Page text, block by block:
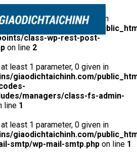
least 1 parameter, 0 given in
giaodichtaichinh.com/
class-wp-rest-post-
on line 2
least 1 parameter, 0 given in
giaodichtaichinh.com/
managers/class-fs-admin-
line 1
least 1 parameter, 0 given in
giaodichtaichinh.com/
smtp/wp-mail-smtp.php on line 1